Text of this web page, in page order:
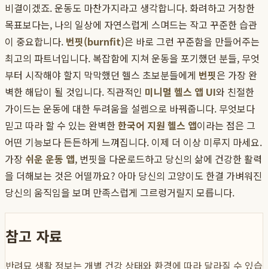
비결이겠죠. 운동도 마찬가지라고 생각합니다. 화려하고 거창한
목표보다는, 나의 일상에 자연스럽게 스며드는 작고 꾸준한 습관
이 중요합니다. 번핏(burnfit)은 바로 그런 꾸준함을 만들어주는
최고의 파트너입니다. 복잡함에 지쳐 운동을 포기했던 분들, 무엇
부터 시작해야 할지 막막했던 헬스 초보분들에게 번핏은 가장 완
벽한 해답이 될 것입니다. 직관적인 미니멀 헬스 앱 UI와 친절한
가이드는 운동에 대한 두려움을 설렘으로 바꿔줍니다. 무엇보다
믿고 따라 할 수 있는 완벽한한국어 지원 헬스 앱이라는 점은 그
어떤 기능보다 든든하게 느껴집니다. 이제 더 이상 미루지 마세요.
가장 쉬운 운동 앱, 번핏을 다운로드하고 당신의 삶에 건강한 활력
을 더해보는 것은 어떨까요? 아마 당신의 고양이도 한결 가벼워진
당신의 움직임을 보며 만족스럽게 그르렁거릴지 모릅니다.
참고 자료
반려묘 생활 정보는 개별 건강 상태와 환경에 따라 달라질 수 있습